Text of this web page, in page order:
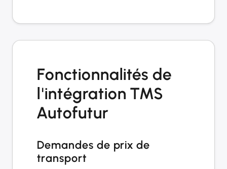
Fonctionnalités de
l'intégration TMS
Autofutur
Demandes de prix de
transport